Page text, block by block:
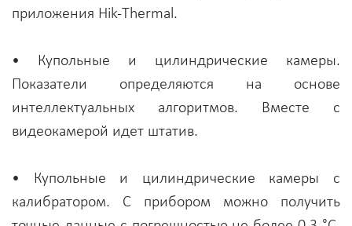
приложения Hik-Thermal.
• Купольные и цилиндрические камеры.
Показатели определяются на основе
интеллектуальных алгоритмов. Вместе с
видеокамерой идет штатив.
• Купольные и цилиндрические камеры с
калибратором. С прибором можно получить